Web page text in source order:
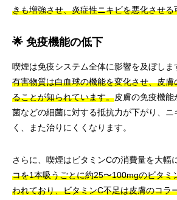
きも増強させ、炎症性ニキビを悪化させ
🌟 免疫機能の低下
喫煙は免疫システム全体に影響を及ぼしま
有害物質は白血球の機能を変化させ、皮
ることが知られています。皮膚の免疫機
菌などの細菌に対する抵抗力が下がり、
く、また治りにくくなります。
さらに、喫煙はビタミンCの消費量を大幅
コを1本吸うごとに約25〜100mgのビタミ
われており、ビタミンC不足は皮膚のコラ